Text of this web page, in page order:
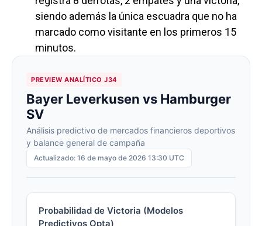
siendo además la única escuadra que no ha
marcado como visitante en los primeros 15
minutos.